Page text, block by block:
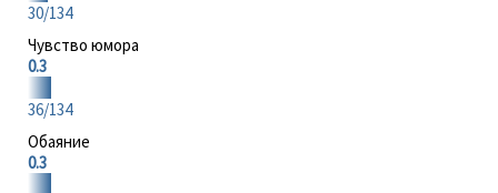
30/134
Чувство юмора
0.3
36/134
Обаяние
0.3